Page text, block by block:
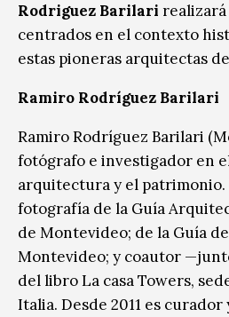
Rodriguez Barilari
centrados en el contexto
estas pioneras arquitectas
Ramiro Rodríguez Barilari
Ramiro Rodríguez Barilari
fotógrafo e investigador en
arquitectura y el patrimonio.
fotografía de la Guía
de Montevideo; de la Guía
Montevideo; y coautor
del libro La casa Towers,
Italia. Desde 2011 es